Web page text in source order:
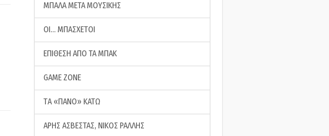
ΜΠΑΛΑ ΜΕΤΑ ΜΟΥΣΙΚΗΣ
ΟΙ… ΜΠΑΣΧΕΤΟΙ
ΕΠΙΘΕΣΗ ΑΠΟ ΤΑ ΜΠΑΚ
GAME ZONE
ΤA «ΠΑΝΟ» ΚΑΤΩ
ΑΡΗΣ ΑΣΒΕΣΤΑΣ, ΝΙΚΟΣ ΡΑΛΛΗΣ